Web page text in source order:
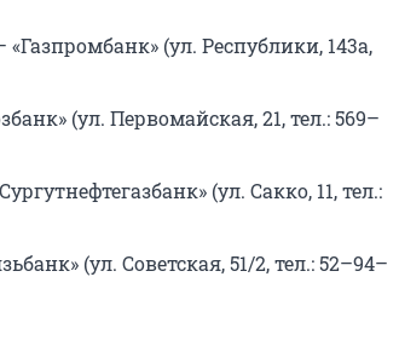
«Газпромбанк» (ул. Республики, 143а,
(ул. Первомайская, 21, тел.: 569–
(ул. Сакко, 11, тел.:
(ул. Советская, 51/2, тел.: 52–94–